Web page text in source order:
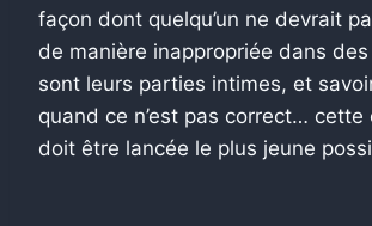
façon dont quelqu’un ne devrait
de manière inappropriée dans
sont leurs parties intimes, et
quand ce n’est pas correct… cette
doit être lancée le plus jeune